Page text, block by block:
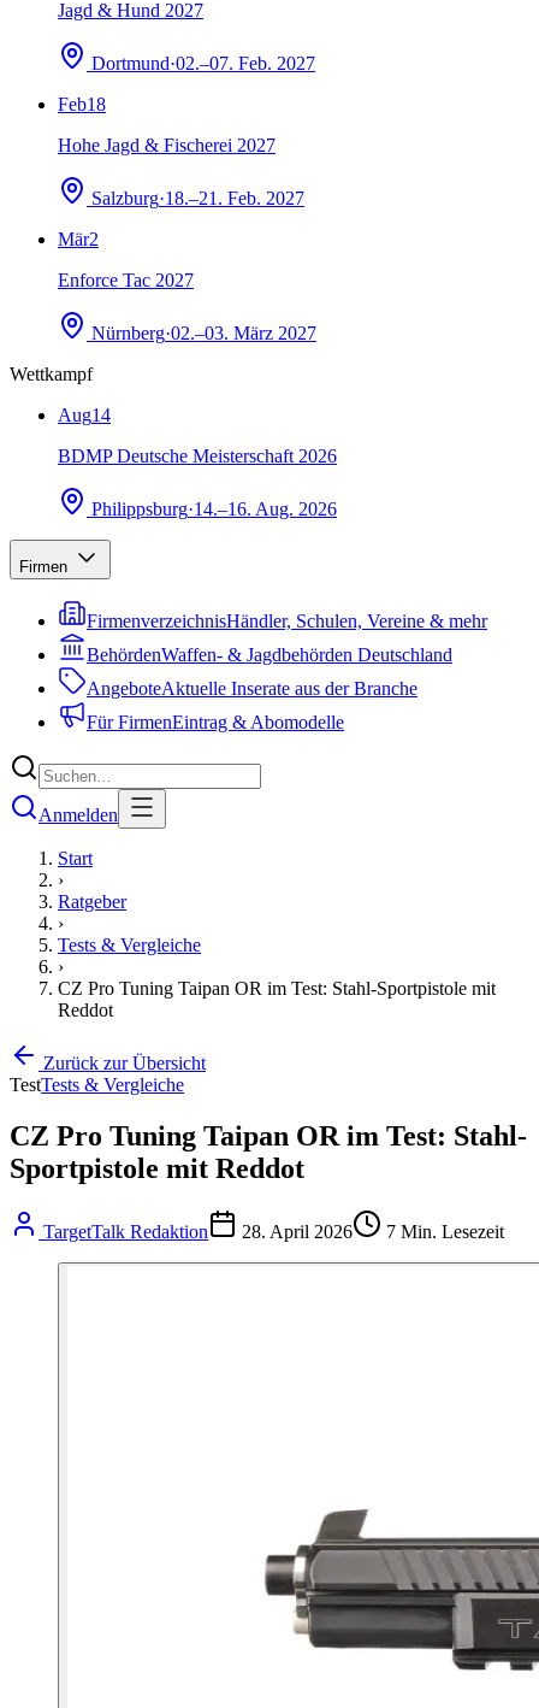
Jagd & Hund 2027
Dortmund·02.–07. Feb. 2027
Feb18
Hohe Jagd & Fischerei 2027
Salzburg·18.–21. Feb. 2027
Mär2
Enforce Tac 2027
Nürnberg·02.–03. März 2027
Wettkampf
Aug14
BDMP Deutsche Meisterschaft 2026
Philippsburg·14.–16. Aug. 2026
Firmen
FirmenverzeichnisHändler, Schulen, Vereine & mehr
BehördenWaffen- & Jagdbehörden Deutschland
AngeboteAktuelle Inserate aus der Branche
Für FirmenEintrag & Abomodelle
Anmelden
Start
›
Ratgeber
›
Tests & Vergleiche
›
CZ Pro Tuning Taipan OR im Test: Stahl-Sportpistole mit
Reddot
Zurück zur Übersicht
TestTests & Vergleiche
CZ Pro Tuning Taipan OR im Test: Stahl-
Sportpistole mit Reddot
TargetTalk Redaktion 28. April 2026 7 Min. Lesezeit